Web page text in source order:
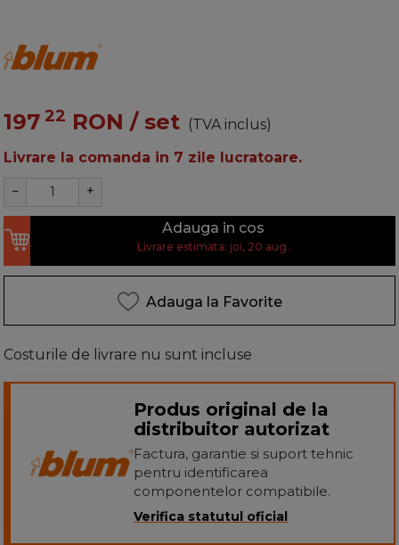
197 22 RON / set (TVA inclus)
Livrare la comanda in 7 zile lucratoare.
− +
Adauga in cos
Livrare estimata: joi, 20 aug.
Adauga la Favorite
Costurile de livrare nu sunt incluse
Produs original de la
distribuitor autorizat
Factura, garantie si suport tehnic
pentru identificarea
componentelor compatibile.
Verifica statutul oficial